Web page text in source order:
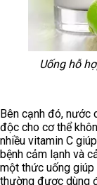
Uống hỗ
Bên cạnh đó, nước
độc cho cơ thể
nhiều vitamin C
bệnh cảm lạnh và
một thức uống
thường được dùng